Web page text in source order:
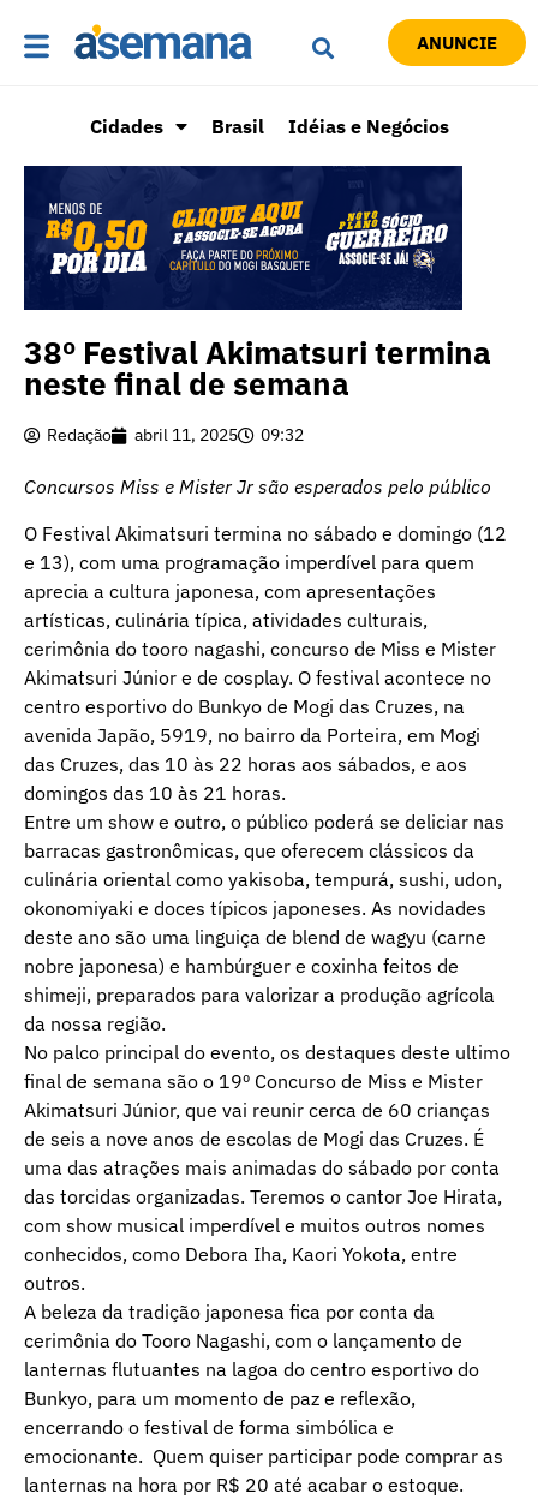
ANUNCIE
Cidades Brasil Idéias e Negócios
38º Festival Akimatsuri termina
neste final de semana
Redação abril 11, 2025 09:32
Concursos Miss e Mister Jr são esperados pelo público
O Festival Akimatsuri termina no sábado e domingo (12
e 13), com uma programação imperdível para quem
aprecia a cultura japonesa, com apresentações
artísticas, culinária típica, atividades culturais,
cerimônia do tooro nagashi, concurso de Miss e Mister
Akimatsuri Júnior e de cosplay. O festival acontece no
centro esportivo do Bunkyo de Mogi das Cruzes, na
avenida Japão, 5919, no bairro da Porteira, em Mogi
das Cruzes, das 10 às 22 horas aos sábados, e aos
domingos das 10 às 21 horas.
Entre um show e outro, o público poderá se deliciar nas
barracas gastronômicas, que oferecem clássicos da
culinária oriental como yakisoba, tempurá, sushi, udon,
okonomiyaki e doces típicos japoneses. As novidades
deste ano são uma linguiça de blend de wagyu (carne
nobre japonesa) e hambúrguer e coxinha feitos de
shimeji, preparados para valorizar a produção agrícola
da nossa região.
No palco principal do evento, os destaques deste ultimo
final de semana são o 19º Concurso de Miss e Mister
Akimatsuri Júnior, que vai reunir cerca de 60 crianças
de seis a nove anos de escolas de Mogi das Cruzes. É
uma das atrações mais animadas do sábado por conta
das torcidas organizadas. Teremos o cantor Joe Hirata,
com show musical imperdível e muitos outros nomes
conhecidos, como Debora Iha, Kaori Yokota, entre
outros.
A beleza da tradição japonesa fica por conta da
cerimônia do Tooro Nagashi, com o lançamento de
lanternas flutuantes na lagoa do centro esportivo do
Bunkyo, para um momento de paz e reflexão,
encerrando o festival de forma simbólica e
emocionante. Quem quiser participar pode comprar as
lanternas na hora por R$ 20 até acabar o estoque.